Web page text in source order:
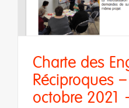
Charte des
Réciproques
octobre 2021